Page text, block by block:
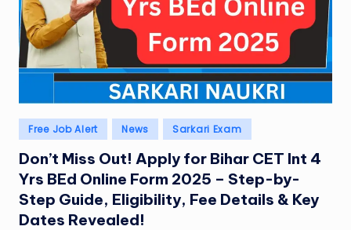
Posted
in
Free Job Alert News Sarkari Exam
Don’t Miss Out! Apply for Bihar CET Int 4
Yrs BEd Online Form 2025 – Step-by-
Step Guide, Eligibility, Fee Details & Key
Dates Revealed!